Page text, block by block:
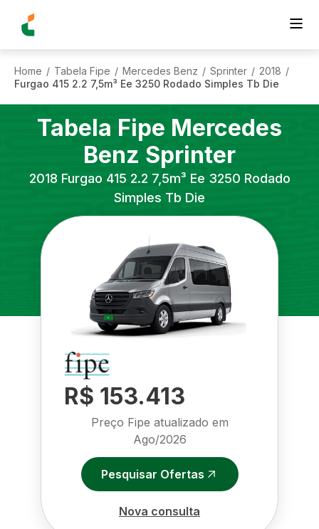
Home / Tabela Fipe / Mercedes Benz / Sprinter / 2018 /
Furgao 415 2.2 7,5m³ Ee 3250 Rodado Simples Tb Die
Tabela Fipe Mercedes
Benz Sprinter
2018 Furgao 415 2.2 7,5m³ Ee 3250 Rodado
Simples Tb Die
R$ 153.413
Preço Fipe atualizado em
Ago/2026
Pesquisar Ofertas
Nova consulta